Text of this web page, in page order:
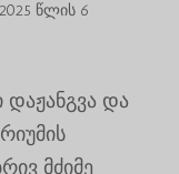
2025 წლის 6
დაჟანგვა და
მძიმე